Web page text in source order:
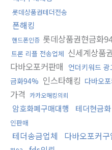
롯데상품권테더전송
폰해킹
핸드폰인증 롯데상품권현금화
트론 리플 전송업체 신세계상품
다바오포커판매 언더키워드 광
금화94% 인스타해킹 다바오
가격 카카오해킹의뢰
암호화폐구매대행 테더현금화
인판매
테더송금업체 다바오포커구